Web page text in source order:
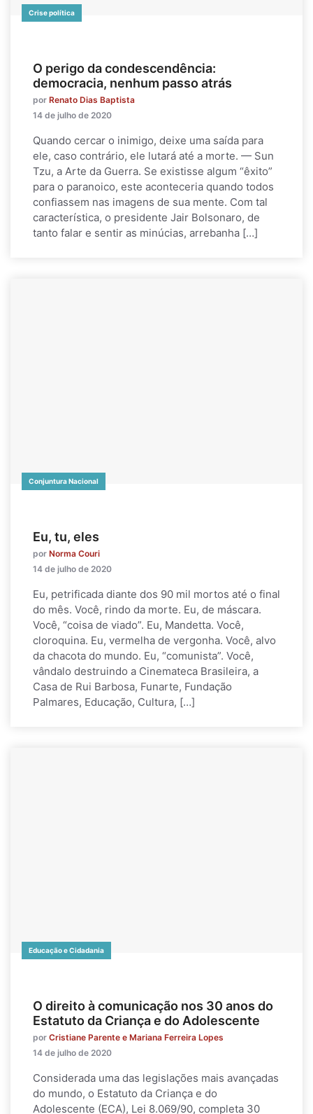
Crise política
O perigo da condescendência:
democracia, nenhum passo atrás
por Renato Dias Baptista
14 de julho de 2020
Quando cercar o inimigo, deixe uma saída para
ele, caso contrário, ele lutará até a morte. — Sun
Tzu, a Arte da Guerra. Se existisse algum “êxito”
para o paranoico, este aconteceria quando todos
confiassem nas imagens de sua mente. Com tal
característica, o presidente Jair Bolsonaro, de
tanto falar e sentir as minúcias, arrebanha […]
Conjuntura Nacional
Eu, tu, eles
por Norma Couri
14 de julho de 2020
Eu, petrificada diante dos 90 mil mortos até o final
do mês. Você, rindo da morte. Eu, de máscara.
Você, “coisa de viado”. Eu, Mandetta. Você,
cloroquina. Eu, vermelha de vergonha. Você, alvo
da chacota do mundo. Eu, “comunista”. Você,
vândalo destruindo a Cinemateca Brasileira, a
Casa de Rui Barbosa, Funarte, Fundação
Palmares, Educação, Cultura, […]
Educação e Cidadania
O direito à comunicação nos 30 anos do
Estatuto da Criança e do Adolescente
por Cristiane Parente e Mariana Ferreira Lopes
14 de julho de 2020
Considerada uma das legislações mais avançadas
do mundo, o Estatuto da Criança e do
Adolescente (ECA), Lei 8.069/90, completa 30